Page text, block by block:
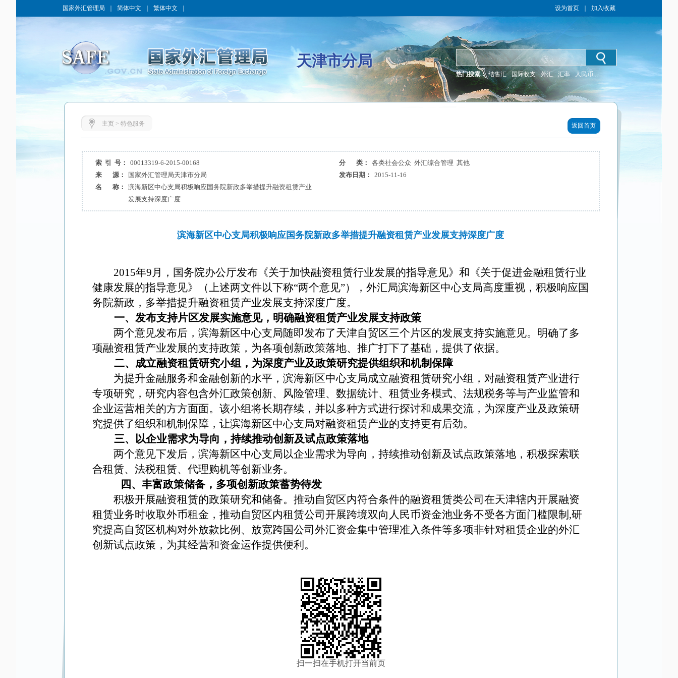
国家外汇管理局 简体中文 繁体中文 设为首页 加入收藏
天津市分局
热门搜索： 结售汇 国际收支 外汇 汇率 人民币
主页> 特色服务 返回首页
索 引 号： 00013319-6-2015-00168 分 类：
各类社会公众 外汇综合管理 其他
来 源：
国家外汇管理局天津市分局 发布日期：
2015-11-16
名 称：
滨海新区中心支局积极响应国务院新政多举措提升融资租赁产业
发展支持深度广度
滨海新区中心支局积极响应国务院新政多举措提升融资租赁产业发展支持深度广度
2015年9月，国务院办公厅发布《关于加快融资租赁行业发展的指导意见》和《关于促进金融租赁行业
健康发展的指导意见》（上述两文件以下称“两个意见”），外汇局滨海新区中心支局高度重视，积极响应国
务院新政，多举措提升融资租赁产业发展支持深度广度。
一、发布支持片区发展实施意见，明确融资租赁产业发展支持政策
两个意见发布后，滨海新区中心支局随即发布了天津自贸区三个片区的发展支持实施意见。明确了多
项融资租赁产业发展的支持政策，为各项创新政策落地、推广打下了基础，提供了依据。
二、成立融资租赁研究小组，为深度产业及政策研究提供组织和机制保障
为提升金融服务和金融创新的水平，滨海新区中心支局成立融资租赁研究小组，对融资租赁产业进行
专项研究，研究内容包含外汇政策创新、风险管理、数据统计、租赁业务模式、法规税务等与产业监管和
企业运营相关的方方面面。该小组将长期存续，并以多种方式进行探讨和成果交流，为深度产业及政策研
究提供了组织和机制保障，让滨海新区中心支局对融资租赁产业的支持更有后劲。
三、以企业需求为导向，持续推动创新及试点政策落地
两个意见下发后，滨海新区中心支局以企业需求为导向，持续推动创新及试点政策落地，积极探索联
合租赁、法税租赁、代理购机等创新业务。
四、丰富政策储备，多项创新政策蓄势待发
积极开展融资租赁的政策研究和储备。推动自贸区内符合条件的融资租赁类公司在天津辖内开展融资
租赁业务时收取外币租金，推动自贸区内租赁公司开展跨境双向人民币资金池业务不受各方面门槛限制 ,研
究提高自贸区机构对外放款比例、放宽跨国公司外汇资金集中管理准入条件等多项非针对租赁企业的外汇
创新试点政策，为其经营和资金运作提供便利。
扫一扫在手机打开当前页